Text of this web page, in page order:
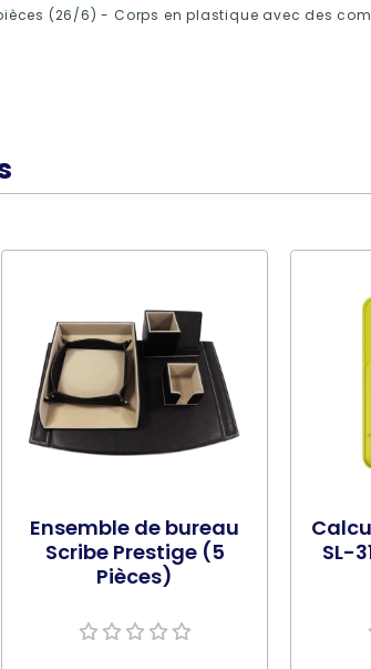
(26/6) - Corps en plastique avec des
Ensemble de bureau
Scribe Prestige (5
Pièces)
SL-